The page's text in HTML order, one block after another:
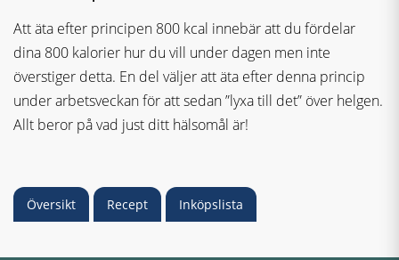
Att äta efter principen 800 kcal innebär att du fördelar
dina 800 kalorier hur du vill under dagen men inte
överstiger detta. En del väljer att äta efter denna princip
under arbetsveckan för att sedan ”lyxa till det” över helgen.
Allt beror på vad just ditt hälsomål är!
Översikt Recept Inköpslista